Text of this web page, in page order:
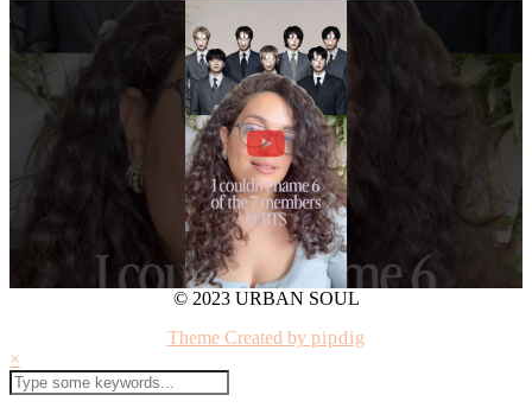
© 2023 URBAN SOUL
Theme Created by pipdig
×